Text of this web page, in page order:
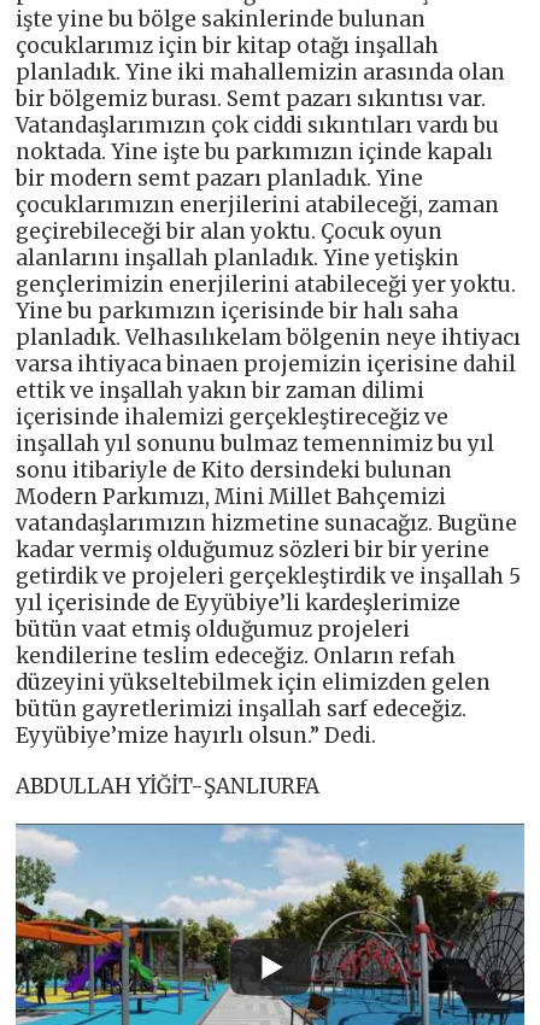
işte yine bu bölge sakinlerinde bulunan
çocuklarımız için bir kitap otağı inşallah
planladık. Yine iki mahallemizin arasında olan
bir bölgemiz burası. Semt pazarı sıkıntısı var.
Vatandaşlarımızın çok ciddi sıkıntıları vardı bu
noktada. Yine işte bu parkımızın içinde kapalı
bir modern semt pazarı planladık. Yine
çocuklarımızın enerjilerini atabileceği, zaman
geçirebileceği bir alan yoktu. Çocuk oyun
alanlarını inşallah planladık. Yine yetişkin
gençlerimizin enerjilerini atabileceği yer yoktu.
Yine bu parkımızın içerisinde bir halı saha
planladık. Velhasılıkelam bölgenin neye ihtiyacı
varsa ihtiyaca binaen projemizin içerisine dahil
ettik ve inşallah yakın bir zaman dilimi
içerisinde ihalemizi gerçekleştireceğiz ve
inşallah yıl sonunu bulmaz temennimiz bu yıl
sonu itibariyle de Kito dersindeki bulunan
Modern Parkımızı, Mini Millet Bahçemizi
vatandaşlarımızın hizmetine sunacağız. Bugüne
kadar vermiş olduğumuz sözleri bir bir yerine
getirdik ve projeleri gerçekleştirdik ve inşallah 5
yıl içerisinde de Eyyübiye’li kardeşlerimize
bütün vaat etmiş olduğumuz projeleri
kendilerine teslim edeceğiz. Onların refah
düzeyini yükseltebilmek için elimizden gelen
bütün gayretlerimizi inşallah sarf edeceğiz.
Eyyübiye’mize hayırlı olsun.” Dedi.
ABDULLAH YİĞİT-ŞANLIURFA